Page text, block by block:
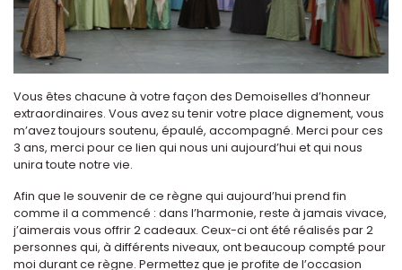
Vous êtes chacune à votre façon des Demoiselles d’honneur
extraordinaires. Vous avez su tenir votre place dignement, vous
m’avez toujours soutenu, épaulé, accompagné. Merci pour ces
3 ans, merci pour ce lien qui nous uni aujourd’hui et qui nous
unira toute notre vie.
Afin que le souvenir de ce règne qui aujourd’hui prend fin
comme il a commencé : dans l’harmonie, reste à jamais vivace,
j’aimerais vous offrir 2 cadeaux. Ceux-ci ont été réalisés par 2
personnes qui, à différents niveaux, ont beaucoup compté pour
moi durant ce règne. Permettez que je profite de l’occasion